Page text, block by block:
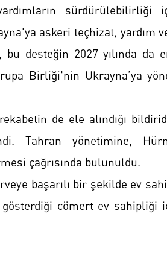
sürdürülebilirliği
askeri teçhizat, yardım
desteğin 2027 yılında da
Birliği'nin Ukrayna’ya
de ele alındığı
Tahran yönetimine,
çağrısında bulunuldu.
başarılı bir şekilde ev
cömert ev sahipliği